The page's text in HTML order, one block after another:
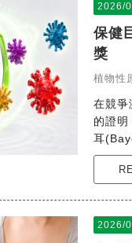
2026/
保健
獎
植物性
在競爭
的證
耳
2026/